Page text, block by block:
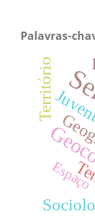
Palavras-
Território
Espaço